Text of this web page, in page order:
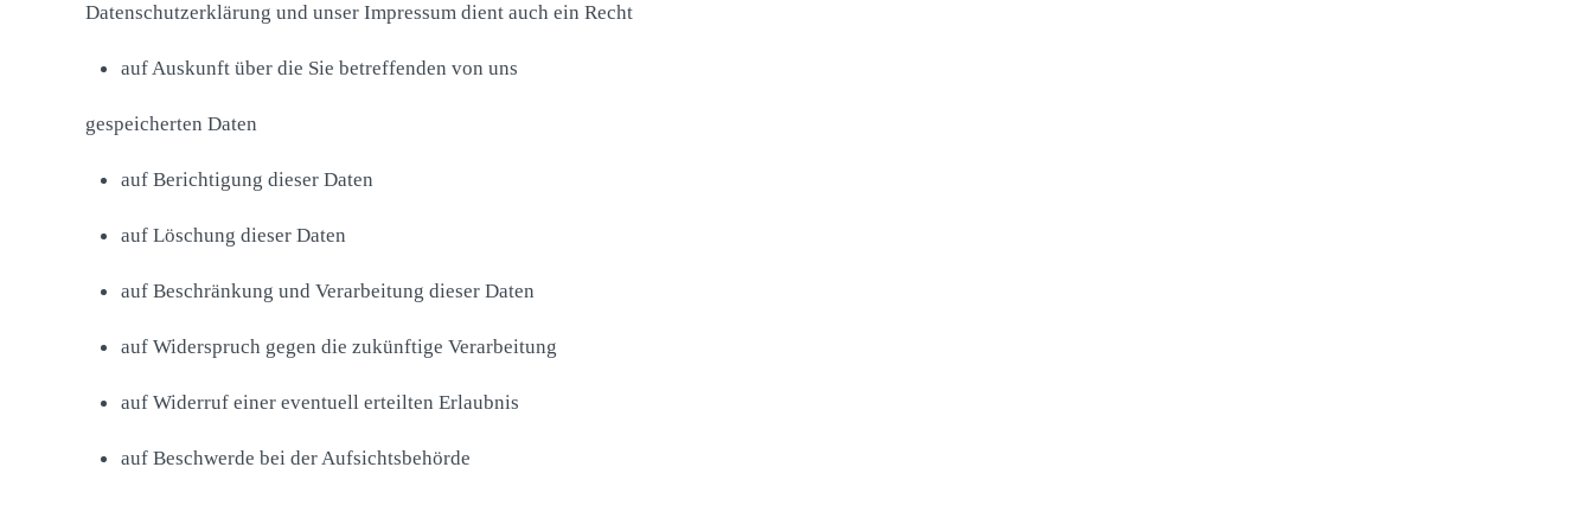
Datenschutzerklärung und unser Impressum dient auch ein Recht
auf Auskunft über die Sie betreffenden von uns
gespeicherten Daten
auf Berichtigung dieser Daten
auf Löschung dieser Daten
auf Beschränkung und Verarbeitung dieser Daten
auf Widerspruch gegen die zukünftige Verarbeitung
auf Widerruf einer eventuell erteilten Erlaubnis
auf Beschwerde bei der Aufsichtsbehörde